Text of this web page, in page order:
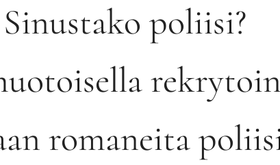
Sinustako poliisi?
romaneita